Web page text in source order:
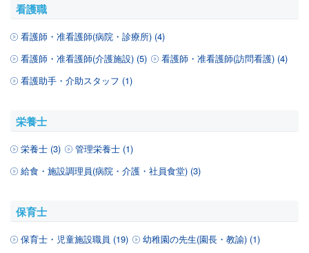
看護職
看護師・准看護師(病院・診療所) (4)
看護師・准看護師(介護施設) (5)
看護師・准看護師(訪問看護) (4)
看護助手・介助スタッフ (1)
栄養士
栄養士 (3)
管理栄養士 (1)
給食・施設調理員(病院・介護・社員食堂) (3)
保育士
保育士・児童施設職員 (19)
幼稚園の先生(園長・教諭) (1)